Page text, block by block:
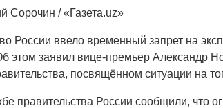
Сорочин / «Газета.uz»
России ввело временный запрет на
этом заявил вице-премьер Александр
посвящённом ситуации на
правительства России сообщили, что